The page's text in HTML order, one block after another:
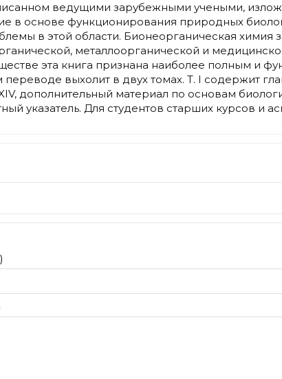
ведущими зарубежными учеными,
в основе функционирования природных
в этой области. Бионеорганическая
металлоорганической и
эта книга признана наиболее полным и
переводе выхолит в двух томах. Т. I содержит
дополнительный материал по основам
указатель. Для студентов старших курсов и